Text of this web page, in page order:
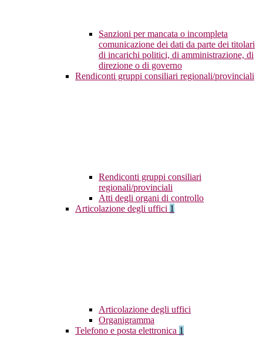
Sanzioni per mancata o incompleta
comunicazione dei dati da parte dei titolari
di incarichi politici, di amministrazione, di
direzione o di governo
Rendiconti gruppi consiliari regionali/provinciali
Rendiconti gruppi consiliari
regionali/provinciali
Atti degli organi di controllo
Articolazione degli uffici 1
Articolazione degli uffici
Organigramma
Telefono e posta elettronica 1